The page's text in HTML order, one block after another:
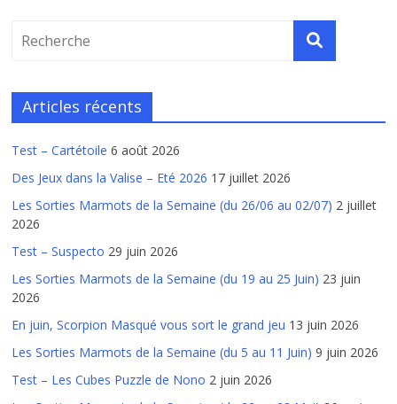
Articles récents
Test – Cartétoile 6 août 2026
Des Jeux dans la Valise – Eté 2026 17 juillet 2026
Les Sorties Marmots de la Semaine (du 26/06 au 02/07) 2 juillet
2026
Test – Suspecto 29 juin 2026
Les Sorties Marmots de la Semaine (du 19 au 25 Juin) 23 juin
2026
En juin, Scorpion Masqué vous sort le grand jeu 13 juin 2026
Les Sorties Marmots de la Semaine (du 5 au 11 Juin) 9 juin 2026
Test – Les Cubes Puzzle de Nono 2 juin 2026